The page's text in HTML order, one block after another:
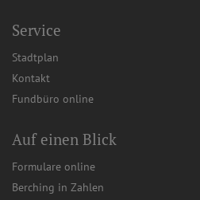
Service
Stadtplan
Kontakt
Fundbüro online
Auf einen Blick
Formulare online
Berching in Zahlen